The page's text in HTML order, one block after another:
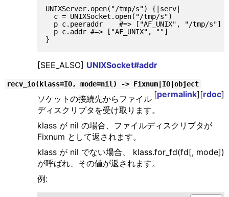
UNIXServer.open("/tmp/s") {|serv|
  c = UNIXSocket.open("/tmp/s")
  p c.peeraddr    #=> ["AF_UNIX", "/tmp/s"]
  p c.addr #=> ["AF_UNIX", ""]
[SEE_ALSO] UNIXSocket#addr
recv_io(klass=IO, mode=nil) -> Fixnum|IO|object
[permalink][rdoc]
ソケットの接続先からファイル
ディスクリプタを受け取ります。
klass が nil の場合、ファイルディスクリプタが
Fixnum として返されます。
klass が nil でない場合、 klass.for_fd(fd[, mode])
が呼ばれ、その値が返されます。
例: